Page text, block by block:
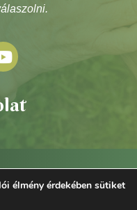
élmény érdekében sütiket